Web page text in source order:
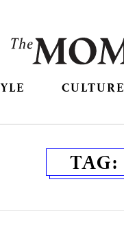
CULTURE
TAG: